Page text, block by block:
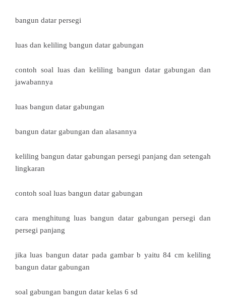
bangun datar persegi
luas dan keliling bangun datar gabungan
contoh soal luas dan keliling bangun datar gabungan dan
jawabannya
luas bangun datar gabungan
bangun datar gabungan dan alasannya
keliling bangun datar gabungan persegi panjang dan setengah
lingkaran
contoh soal luas bangun datar gabungan
cara menghitung luas bangun datar gabungan persegi dan
persegi panjang
jika luas bangun datar pada gambar b yaitu 84 cm keliling
bangun datar gabungan
soal gabungan bangun datar kelas 6 sd